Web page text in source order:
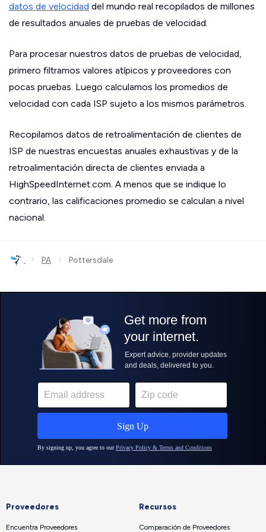
datos de velocidad del mundo real recopilados de millones
de resultados anuales de pruebas de velocidad.
Para procesar nuestros datos de pruebas de velocidad,
primero filtramos valores atípicos y proveedores con
pocas pruebas. Luego calculamos los promedios de
velocidad con cada ISP sujeto a los mismos parámetros.
Recopilamos datos de retroalimentación de clientes de
ISP de nuestras encuestas anuales exhaustivas y de la
retroalimentación directa de clientes enviada a
HighSpeedInternet.com. A menos que se indique lo
contrario, las calificaciones promedio se calculan a nivel
nacional.
› PA › Pottersdale
Proveedores
Encuentra Proveedores
Recursos
Comparación de Proveedores